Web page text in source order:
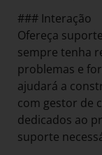
### Interação
Ofereça
sempre tenha
problemas e
ajudará a
com gestor de
dedicados ao
suporte